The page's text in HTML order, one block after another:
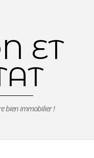
ET
bien immobilier !